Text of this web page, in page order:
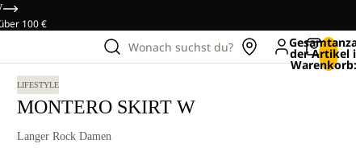
100 €
Wonach suchst du? der Artikel
LIFESTYLE
MONTERO SKIRT W
Langer Rock Damen